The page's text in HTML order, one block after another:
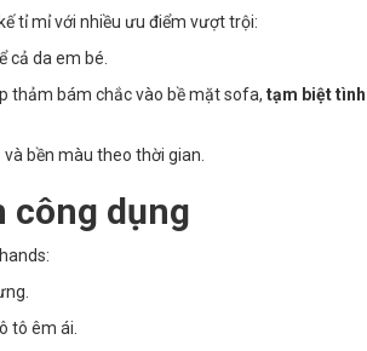
tỉ mỉ với nhiều ưu điểm vượt trội:
cả da em bé.
thảm bám chắc vào bề mặt sofa, tạm biệt tình
bền màu theo thời gian.
công dụng
tô êm ái.